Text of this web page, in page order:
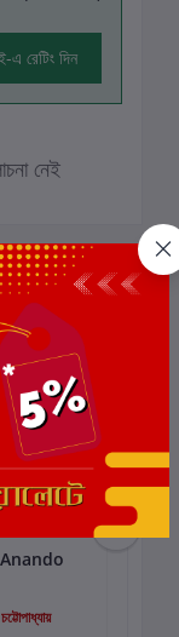
এ রেটিং দিন
নেই
যোগ করুন